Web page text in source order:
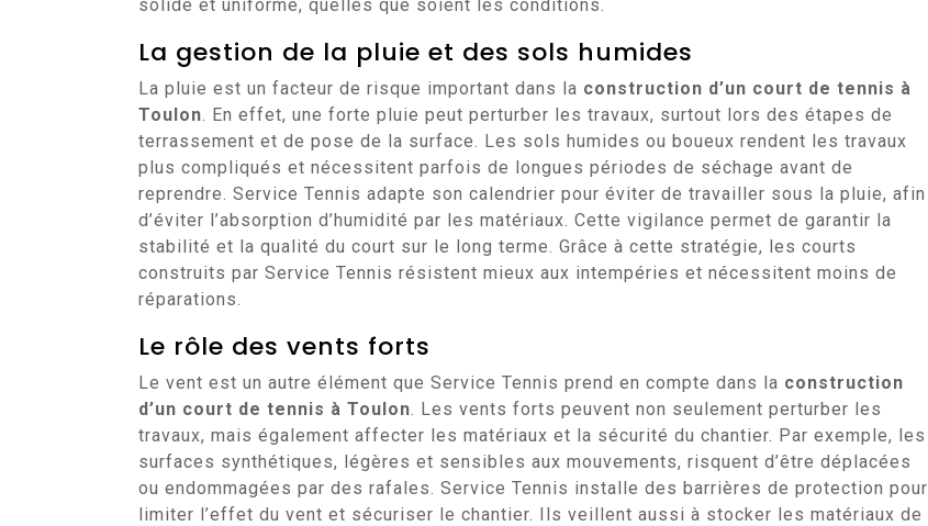
solide et uniforme, quelles que soient les conditions.
La gestion de la pluie et des sols humides
La pluie est un facteur de risque important dans la construction d’un court de tennis à
Toulon. En effet, une forte pluie peut perturber les travaux, surtout lors des étapes de
terrassement et de pose de la surface. Les sols humides ou boueux rendent les travaux
plus compliqués et nécessitent parfois de longues périodes de séchage avant de
reprendre. Service Tennis adapte son calendrier pour éviter de travailler sous la pluie, afin
d’éviter l’absorption d’humidité par les matériaux. Cette vigilance permet de garantir la
stabilité et la qualité du court sur le long terme. Grâce à cette stratégie, les courts
construits par Service Tennis résistent mieux aux intempéries et nécessitent moins de
réparations.
Le rôle des vents forts
Le vent est un autre élément que Service Tennis prend en compte dans la construction
d’un court de tennis à Toulon. Les vents forts peuvent non seulement perturber les
travaux, mais également affecter les matériaux et la sécurité du chantier. Par exemple, les
surfaces synthétiques, légères et sensibles aux mouvements, risquent d’être déplacées
ou endommagées par des rafales. Service Tennis installe des barrières de protection pour
limiter l’effet du vent et sécuriser le chantier. Ils veillent aussi à stocker les matériaux de